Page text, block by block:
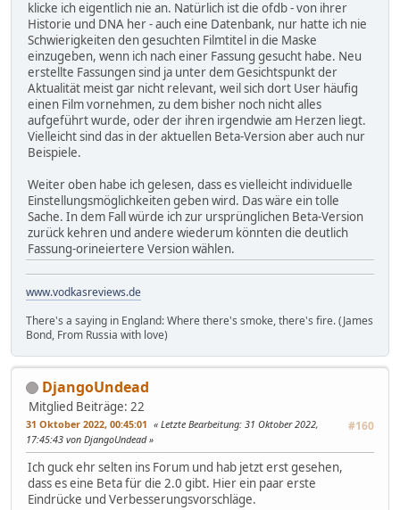
klicke ich eigentlich nie an. Natürlich ist die ofdb - von ihrer
Historie und DNA her - auch eine Datenbank, nur hatte ich nie
Schwierigkeiten den gesuchten Filmtitel in die Maske
einzugeben, wenn ich nach einer Fassung gesucht habe. Neu
erstellte Fassungen sind ja unter dem Gesichtspunkt der
Aktualität meist gar nicht relevant, weil sich dort User häufig
einen Film vornehmen, zu dem bisher noch nicht alles
aufgeführt wurde, oder der ihren irgendwie am Herzen liegt.
Vielleicht sind das in der aktuellen Beta-Version aber auch nur
Beispiele.
Weiter oben habe ich gelesen, dass es vielleicht individuelle
Einstellungsmöglichkeiten geben wird. Das wäre ein tolle
Sache. In dem Fall würde ich zur ursprünglichen Beta-Version
zurück kehren und andere wiederum könnten die deutlich
Fassung-orineiertere Version wählen.
www.vodkasreviews.de
There's a saying in England: Where there's smoke, there's fire. (James
Bond, From Russia with love)
DjangoUndead
Mitglied Beiträge: 22
31 Oktober 2022, 00:45:01 #160
Letzte Bearbeitung: 31 Oktober 2022,
17:45:43 von DjangoUndead
Ich guck ehr selten ins Forum und hab jetzt erst gesehen,
dass es eine Beta für die 2.0 gibt. Hier ein paar erste
Eindrücke und Verbesserungsvorschläge.